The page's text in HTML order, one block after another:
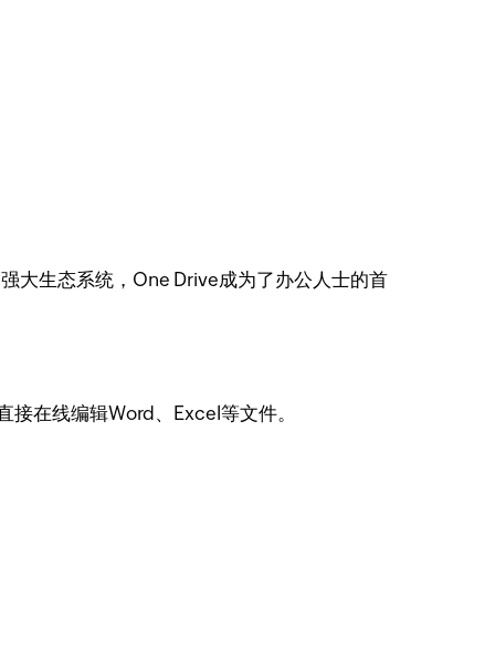
大生态系统，One Drive成为了办公人士的首
在线编辑Word、Excel等文件。